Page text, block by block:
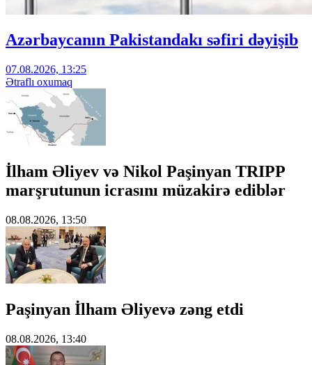
Azərbaycanın Pakistandakı səfiri dəyişib
07.08.2026, 13:25
Ətraflı oxumaq
İlham Əliyev və Nikol Paşinyan TRIPP
marşrutunun icrasını müzakirə ediblər
08.08.2026, 13:50
Paşinyan İlham Əliyevə zəng etdi
08.08.2026, 13:40